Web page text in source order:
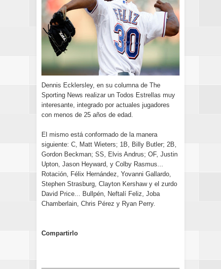
Dennis Ecklersley, en su columna de The
Sporting News realizar un Todos Estrellas muy
interesante, integrado por actuales jugadores
con menos de 25 años de edad.
El mismo está conformado de la manera
siguiente: C, Matt Wieters; 1B, Billy Butler; 2B,
Gordon Beckman; SS, Elvis Andrus; OF, Justin
Upton, Jason Heyward, y Colby Rasmus...
Rotación, Félix Hernández, Yovanni Gallardo,
Stephen Strasburg, Clayton Kershaw y el zurdo
David Price... Bullpén, Neftalí Feliz, Joba
Chamberlain, Chris Pérez y Ryan Perry.
Compartirlo